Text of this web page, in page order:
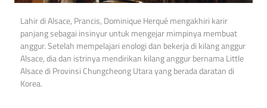
Lahir di Alsace, Prancis, Dominique Herqué mengakhiri karir
panjang sebagai insinyur untuk mengejar mimpinya membuat
anggur. Setelah mempelajari enologi dan bekerja di kilang anggur
Alsace, dia dan istrinya mendirikan kilang anggur bernama Little
Alsace di Provinsi Chungcheong Utara yang berada daratan di
Korea.